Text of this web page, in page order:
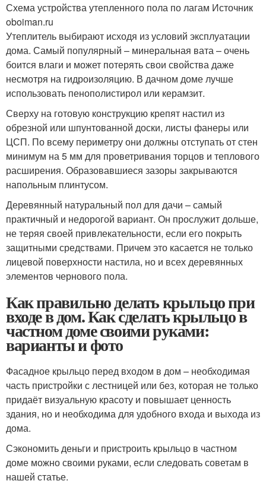
Схема устройства утепленного пола по лагам Источник
oboiman.ru
Утеплитель выбирают исходя из условий эксплуатации
дома. Самый популярный – минеральная вата – очень
боится влаги и может потерять свои свойства даже
несмотря на гидроизоляцию. В дачном доме лучше
использовать пенополистирол или керамзит.
Сверху на готовую конструкцию крепят настил из
обрезной или шпунтованной доски, листы фанеры или
ЦСП. По всему периметру они должны отступать от стен
минимум на 5 мм для проветривания торцов и теплового
расширения. Образовавшиеся зазоры закрываются
напольным плинтусом.
Деревянный натуральный пол для дачи – самый
практичный и недорогой вариант. Он прослужит дольше,
не теряя своей привлекательности, если его покрыть
защитными средствами. Причем это касается не только
лицевой поверхности настила, но и всех деревянных
элементов чернового пола.
Как правильно делать крыльцо при
входе в дом. Как сделать крыльцо в
частном доме своими руками:
варианты и фото
Фасадное крыльцо перед входом в дом – необходимая
часть пристройки с лестницей или без, которая не только
придаёт визуальную красоту и повышает ценность
здания, но и необходима для удобного входа и выхода из
дома.
Сэкономить деньги и пристроить крыльцо в частном
доме можно своими руками, если следовать советам в
нашей статье.